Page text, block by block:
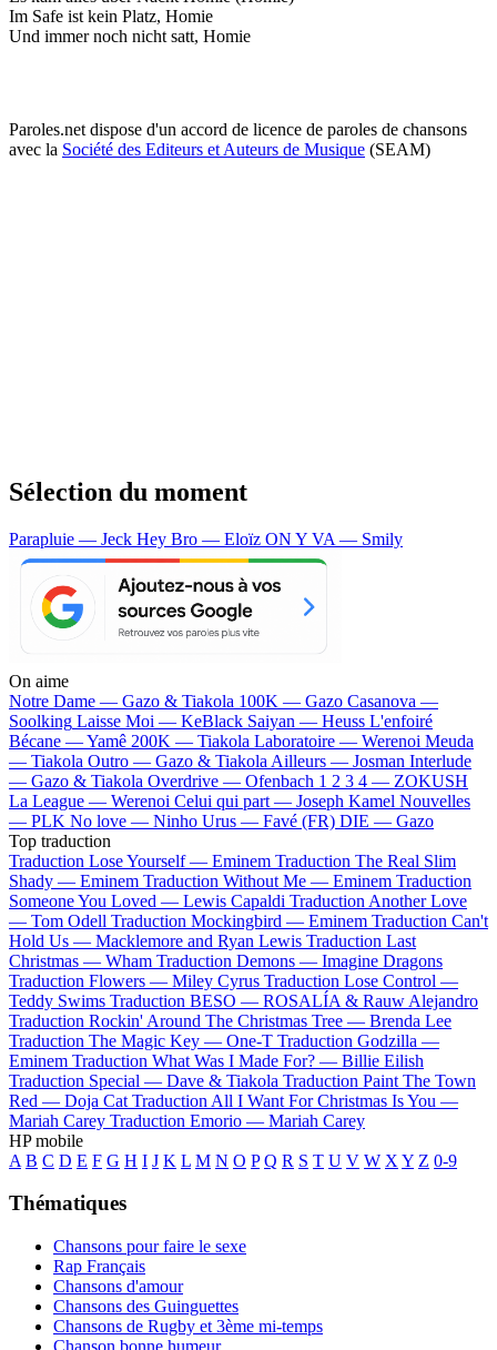
Im Safe ist kein Platz, Homie
Und immer noch nicht satt, Homie
Paroles.net dispose d'un accord de licence de paroles de chansons
avec la Société des Editeurs et Auteurs de Musique (SEAM)
Sélection du moment
Parapluie — Jeck Hey Bro — Eloïz ON Y VA — Smily
On aime
Notre Dame — Gazo & Tiakola 100K — Gazo Casanova —
Soolking Laisse Moi — KeBlack Saiyan — Heuss L'enfoiré
Bécane —Yamê 200K — Tiakola Laboratoire — Werenoi Meuda
— Tiakola Outro — Gazo & Tiakola Ailleurs — Josman Interlude
— Gazo & Tiakola Overdrive — Ofenbach 1 2 3 4 — ZOKUSH
La League — Werenoi Celui qui part — Joseph Kamel Nouvelles
— PLK No love — Ninho Urus — Favé (FR) DIE — Gazo
Top traduction
Traduction Lose Yourself — Eminem Traduction The Real Slim
Shady — Eminem Traduction Without Me — Eminem Traduction
Someone You Loved — Lewis Capaldi Traduction Another Love
— Tom Odell Traduction Mockingbird — Eminem Traduction Can't
Hold Us — Macklemore and Ryan Lewis Traduction Last
Christmas — Wham Traduction Demons — Imagine Dragons
Traduction Flowers — Miley Cyrus Traduction Lose Control —
Teddy Swims Traduction BESO — ROSALÍA & Rauw Alejandro
Traduction Rockin' Around The Christmas Tree — Brenda Lee
Traduction The Magic Key — One-T Traduction Godzilla —
Eminem Traduction What Was I Made For? — Billie Eilish
Traduction Special — Dave & Tiakola Traduction Paint The Town
Red — Doja Cat Traduction All I Want For Christmas Is You —
Mariah Carey Traduction Emorio — Mariah Carey
HP mobile
A B C D E F G H I J K L M N O P Q R S T U V W X Y Z 0-9
Thématiques
Chansons pour faire le sexe
Rap Français
Chansons d'amour
Chansons des Guinguettes
Chansons de Rugby et 3ème mi-temps
Chanson bonne humeur